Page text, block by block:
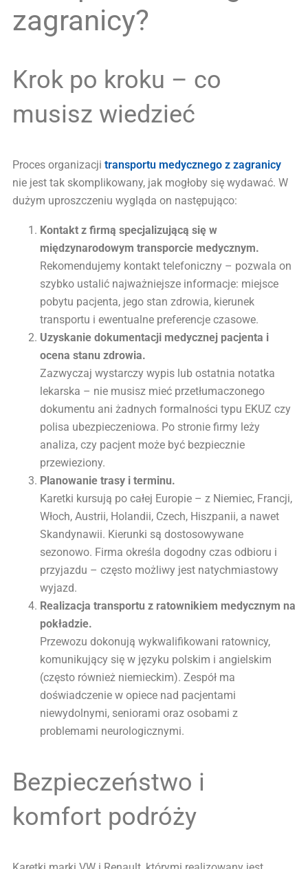
zagranicy?
Krok po kroku – co
musisz wiedzieć
Proces organizacji transportu medycznego z zagranicy
nie jest tak skomplikowany, jak mogłoby się wydawać. W
dużym uproszczeniu wygląda on następująco:
Kontakt z firmą specjalizującą się w
międzynarodowym transporcie medycznym.
Rekomendujemy kontakt telefoniczny – pozwala on
szybko ustalić najważniejsze informacje: miejsce
pobytu pacjenta, jego stan zdrowia, kierunek
transportu i ewentualne preferencje czasowe.
Uzyskanie dokumentacji medycznej pacjenta i
ocena stanu zdrowia.
Zazwyczaj wystarczy wypis lub ostatnia notatka
lekarska – nie musisz mieć przetłumaczonego
dokumentu ani żadnych formalności typu EKUZ czy
polisa ubezpieczeniowa. Po stronie firmy leży
analiza, czy pacjent może być bezpiecznie
przewieziony.
Planowanie trasy i terminu.
Karetki kursują po całej Europie – z Niemiec, Francji,
Włoch, Austrii, Holandii, Czech, Hiszpanii, a nawet
Skandynawii. Kierunki są dostosowywane
sezonowo. Firma określa dogodny czas odbioru i
przyjazdu – często możliwy jest natychmiastowy
wyjazd.
Realizacja transportu z ratownikiem medycznym na
pokładzie.
Przewozu dokonują wykwalifikowani ratownicy,
komunikujący się w języku polskim i angielskim
(często również niemieckim). Zespół ma
doświadczenie w opiece nad pacjentami
niewydolnymi, seniorami oraz osobami z
problemami neurologicznymi.
Bezpieczeństwo i
komfort podróży